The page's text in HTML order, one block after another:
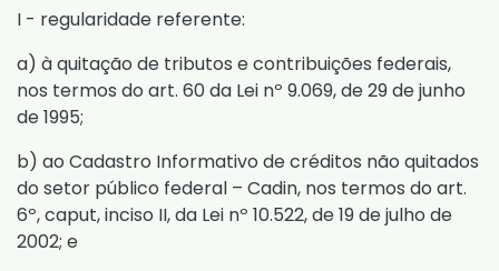
I - regularidade referente:
a) à quitação de tributos e contribuições federais,
nos termos do art. 60 da Lei nº 9.069, de 29 de junho
de 1995;
b) ao Cadastro Informativo de créditos não quitados
do setor público federal – Cadin, nos termos do art.
6º, caput, inciso II, da Lei nº 10.522, de 19 de julho de
2002; e